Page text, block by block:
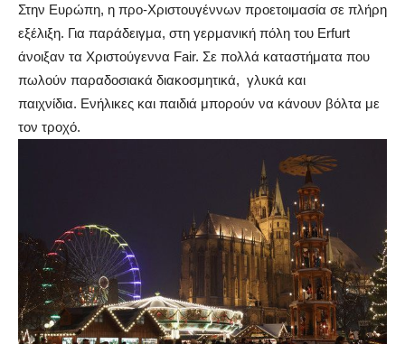
Στην Ευρώπη, η προ-Χριστουγέννων προετοιμασία σε πλήρη
εξέλιξη. Για παράδειγμα, στη γερμανική πόλη του Erfurt
άνοιξαν τα Χριστούγεννα Fair. Σε πολλά καταστήματα που
πωλούν παραδοσιακά διακοσμητικά, γλυκά και
παιχνίδια. Ενήλικες και παιδιά μπορούν να κάνουν βόλτα με
τον τροχό.